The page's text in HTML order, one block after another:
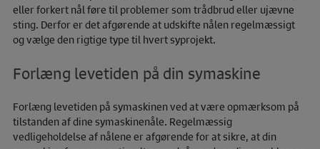
eller forkert nål føre til problemer som trådbrud eller ujævne
sting. Derfor er det afgørende at udskifte nålen regelmæssigt
og vælge den rigtige type til hvert syprojekt.
Forlæng levetiden på din symaskine
Forlæng levetiden på symaskinen ved at være opmærksom på
tilstanden af dine symaskinenåle. Regelmæssig
vedligeholdelse af nålene er afgørende for at sikre, at din